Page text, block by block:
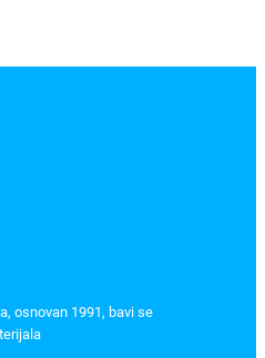
osnovan 1991, bavi se